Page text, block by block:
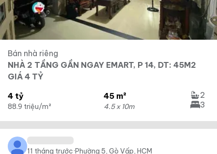
Bán nhà riêng
NHÀ 2 TẦNG GẦN NGAY EMART, P 14, DT: 45M2
GIÁ 4 TỶ
4 tỷ
88.9 triệu/m²
45 m²
4.5 x 10m
2
3
11 tháng trước·Phường 5, Gò Vấp, HCM